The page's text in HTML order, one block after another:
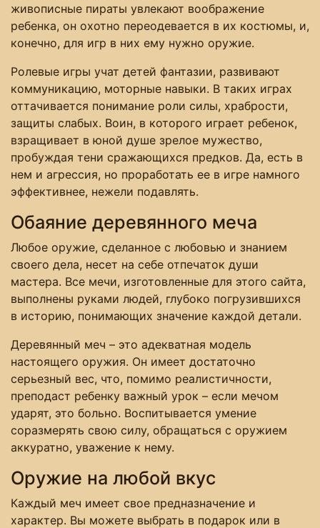
живописные пираты увлекают воображение
ребенка, он охотно переодевается в их костюмы, и,
конечно, для игр в них ему нужно оружие.
Ролевые игры учат детей фантазии, развивают
коммуникацию, моторные навыки. В таких играх
оттачивается понимание роли силы, храбрости,
защиты слабых. Воин, в которого играет ребенок,
взращивает в юной душе зрелое мужество,
пробуждая тени сражающихся предков. Да, есть в
нем и агрессия, но проработать ее в игре намного
эффективнее, нежели подавлять.
Обаяние деревянного меча
Любое оружие, сделанное с любовью и знанием
своего дела, несет на себе отпечаток души
мастера. Все мечи, изготовленные для этого сайта,
выполнены руками людей, глубоко погрузившихся
в историю, понимающих значение каждой детали.
Деревянный меч – это адекватная модель
настоящего оружия. Он имеет достаточно
серьезный вес, что, помимо реалистичности,
преподаст ребенку важный урок – если мечом
ударят, это больно. Воспитывается умение
соразмерять свою силу, обращаться с оружием
аккуратно, уважение к нему.
Оружие на любой вкус
Каждый меч имеет свое предназначение и
характер. Вы можете выбрать в подарок или в